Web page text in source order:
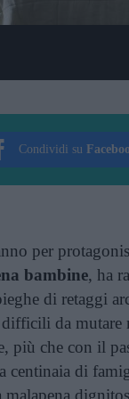
Condividi su
per
bambine, ha
di retaggi
da mutare
più che con il
centinaia di
malapena